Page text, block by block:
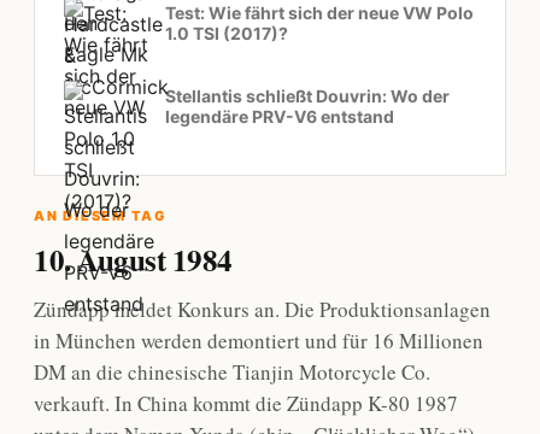
Test: Wie fährt sich der neue VW Polo
1.0 TSI (2017)?
Stellantis schließt Douvrin: Wo der
legendäre PRV-V6 entstand
AN DIESEM TAG
10. August 1984
Zündapp meldet Konkurs an. Die Produktionsanlagen
in München werden demontiert und für 16 Millionen
DM an die chinesische Tianjin Motorcycle Co.
verkauft. In China kommt die Zündapp K-80 1987